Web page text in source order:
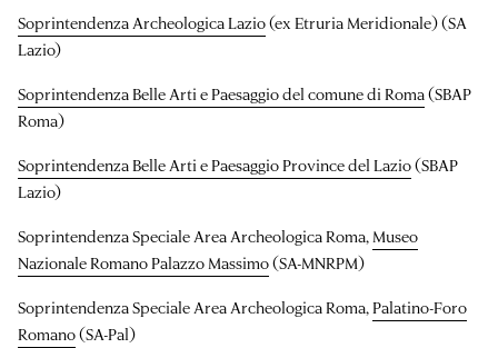
Soprintendenza Archeologica Lazio(ex Etruria Meridionale) (SA
Lazio)
Soprintendenza Belle Arti e Paesaggio del comune di Roma(SBAP
Roma)
Soprintendenza Belle Arti e Paesaggio Province del Lazio(SBAP
Lazio)
Soprintendenza Speciale Area Archeologica Roma,Museo
Nazionale Romano Palazzo Massimo(SA-MNRPM)
Soprintendenza Speciale Area Archeologica Roma,Palatino-Foro
Romano(SA-Pal)